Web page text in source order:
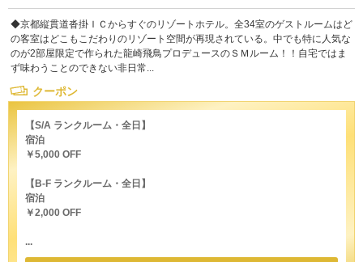
◆京都縦貫道沓掛ＩＣからすぐのリゾートホテル。全34室のゲストルームはど
の客室はどこもこだわりのリゾート空間が再現されている。中でも特に人気な
のが2部屋限定で作られた龍崎飛鳥プロデュースのＳＭルーム！！自宅ではま
ず味わうことのできない非日常...
クーポン
【S/A ランクルーム・全日】
宿泊
￥5,000 OFF
【B-F ランクルーム・全日】
宿泊
￥2,000 OFF
...